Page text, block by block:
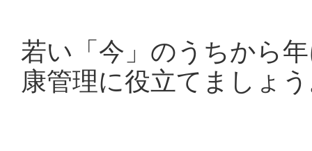
若い「今」のうちから
康管理に役立てましょ